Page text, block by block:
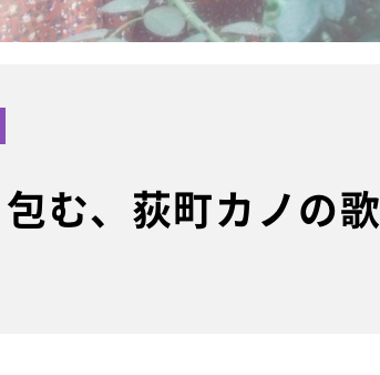
む、荻町カノの歌